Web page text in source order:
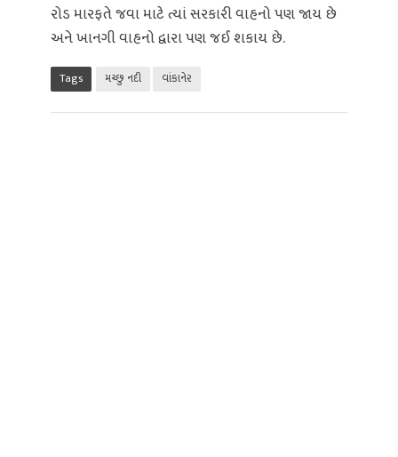
રોડ મારફતે જવા માટે ત્યાં સરકારી વાહનો પણ જાય છે
અને ખાનગી વાહનો દ્વારા પણ જઈ શકાય છે.
Tags મચ્છુ નદી વાંકાનેર